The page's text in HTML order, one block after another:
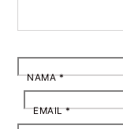
NAMA*
EMAIL*